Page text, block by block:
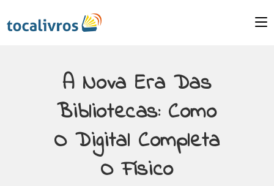
A Nova Era Das
Bibliotecas: Como
O Digital Completa
O Físico